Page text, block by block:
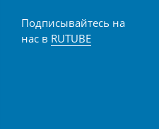
Подписывайтесь на
нас в RUTUBE